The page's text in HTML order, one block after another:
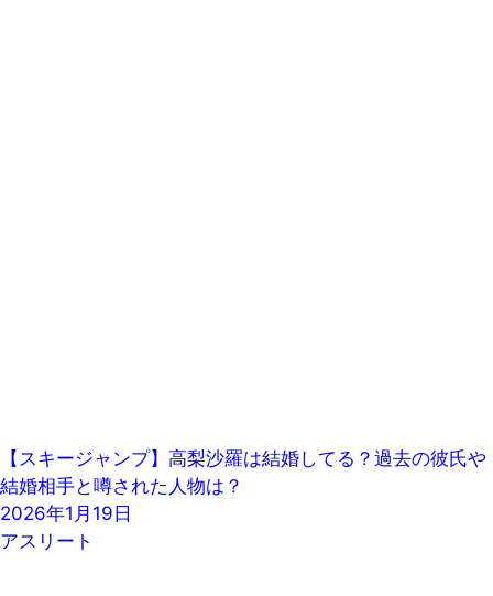
【スキージャンプ】高梨沙羅は結婚してる？過去の彼氏や
結婚相手と噂された人物は？
2026年1月19日
アスリート